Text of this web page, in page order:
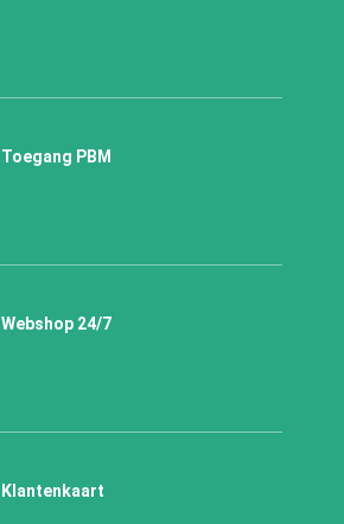
Toegang PBM
Webshop 24/7
Klantenkaart